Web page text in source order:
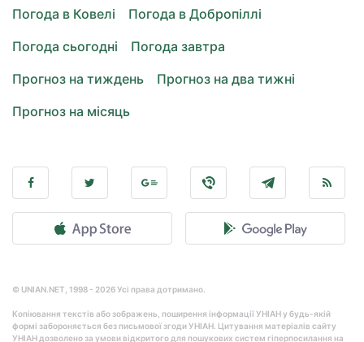
Погода в Ковелі
Погода в Добропіллі
Погода сьогодні
Погода завтра
Прогноз на тиждень
Прогноз на два тижні
Прогноз на місяць
© UNIAN.NET, 1998 - 2026 Усі права дотримано.
Копіювання текстів або зображень, поширення інформації УНІАН у будь-якій
формі забороняється без письмової згоди УНІАН. Цитування матеріалів сайту
УНІАН дозволено за умови відкритого для пошукових систем гіперпосилання на